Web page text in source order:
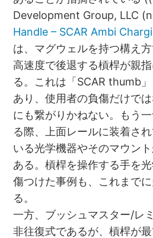
Development Group, LLC
Handle – SCAR Ambi
は、マグウェルを持つ構え方
高速度で後退する槓桿が親
る。これは「SCAR thumb
あり、使用者の負傷だけで
にも繋がりかねない。もう
る際、上面レールに装着さ
いる光学機器やそのマウン
ある。槓桿を操作する手を
傷つけた事例も、これまで
る。
一方、ブッシュマスター/レ
非往復式であるが、槓桿が